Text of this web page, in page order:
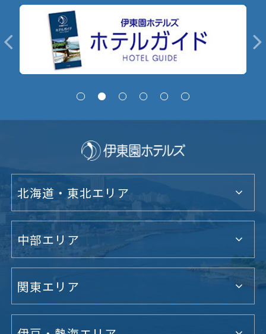
北海道・東北エリア
中部エリア
関東エリア